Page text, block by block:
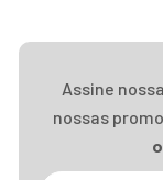
Assine
nossas